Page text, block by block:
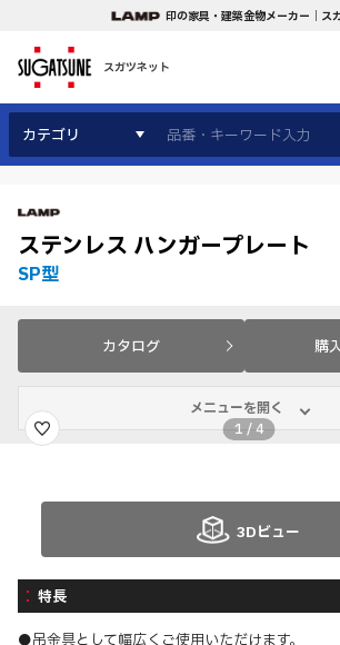
印の家具・建築金物メーカー｜ス
スガツネット
カテゴリ
ステンレス ハンガープレート
SP型
カタログ 購
メニューを開く
1 /4
3Dビュー
特長
●吊金具として幅広くご使用いただけます。